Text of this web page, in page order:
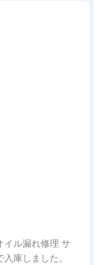
ル漏れ修理 サ
庫しました。